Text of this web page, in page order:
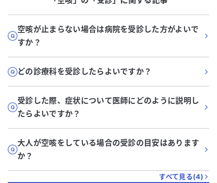
空咳が止まらない場合は病院を受診した方がよいで
すか？
どの診療科を受診したらよいですか？
受診した際、症状について医師にどのように説明し
たらよいですか？
大人が空咳をしている場合の受診の目安はあります
か？
すべて見る(4)